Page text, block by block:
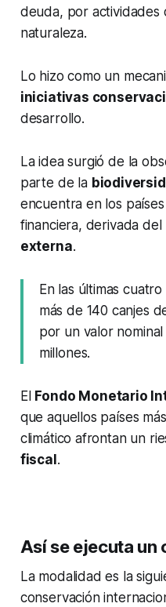
deuda, por
naturaleza.
Lo hizo como un
iniciativas
desarrollo.
La idea surgió de la
parte de la
encuentra en los
financiera, derivada
externa.
En las últimas
más de 140 canjes
por un valor
millones.
El Fondo Monetario
que aquellos países
climático afrontan un
fiscal .
Así se ejecuta un
La modalidad es la
conservación